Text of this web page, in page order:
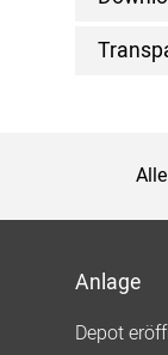
Anlage
Depot